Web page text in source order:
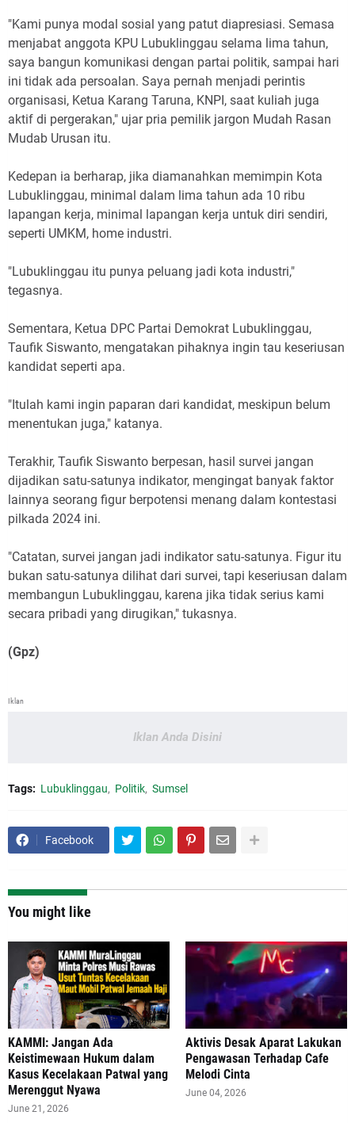
"Kami punya modal sosial yang patut diapresiasi. Semasa
menjabat anggota KPU Lubuklinggau selama lima tahun,
saya bangun komunikasi dengan partai politik, sampai hari
ini tidak ada persoalan. Saya pernah menjadi perintis
organisasi, Ketua Karang Taruna, KNPI, saat kuliah juga
aktif di pergerakan," ujar pria pemilik jargon Mudah Rasan
Mudab Urusan itu.
Kedepan ia berharap, jika diamanahkan memimpin Kota
Lubuklinggau, minimal dalam lima tahun ada 10 ribu
lapangan kerja, minimal lapangan kerja untuk diri sendiri,
seperti UMKM, home industri.
"Lubuklinggau itu punya peluang jadi kota industri,"
tegasnya.
Sementara, Ketua DPC Partai Demokrat Lubuklinggau,
Taufik Siswanto, mengatakan pihaknya ingin tau keseriusan
kandidat seperti apa.
"Itulah kami ingin paparan dari kandidat, meskipun belum
menentukan juga," katanya.
Terakhir, Taufik Siswanto berpesan, hasil survei jangan
dijadikan satu-satunya indikator, mengingat banyak faktor
lainnya seorang figur berpotensi menang dalam kontestasi
pilkada 2024 ini.
"Catatan, survei jangan jadi indikator satu-satunya. Figur itu
bukan satu-satunya dilihat dari survei, tapi keseriusan dalam
membangun Lubuklinggau, karena jika tidak serius kami
secara pribadi yang dirugikan," tukasnya.
(Gpz)
Iklan
Iklan Anda Disini
Tags: Lubuklinggau Politik Sumsel
Facebook
You might like
‎KAMMI: Jangan Ada
Keistimewaan Hukum dalam
Kasus Kecelakaan Patwal yang
Merenggut Nyawa
June 21, 2026
Aktivis Desak Aparat Lakukan
Pengawasan Terhadap Cafe
Melodi Cinta
June 04, 2026